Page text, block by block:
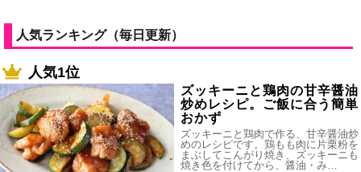
人気ランキング（毎日更新）
人気1位
ズッキーニと鶏肉の甘辛醤油
炒めレシピ。ご飯に合う簡単
おかず
ズッキーニと鶏肉で作る、甘辛醤油炒
めのレシピです。鶏もも肉に片栗粉を
まぶしてこんがり焼き、ズッキーニも
焼き色を付けてから、醤油・み…